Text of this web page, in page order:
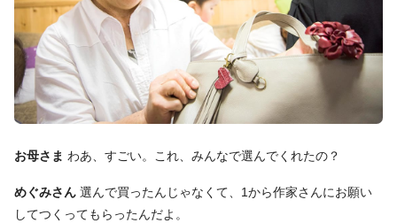
お母さま わあ、すごい。これ、みんなで選んでくれたの？
めぐみさん 選んで買ったんじゃなくて、1から作家さんにお願い
してつくってもらったんだよ。